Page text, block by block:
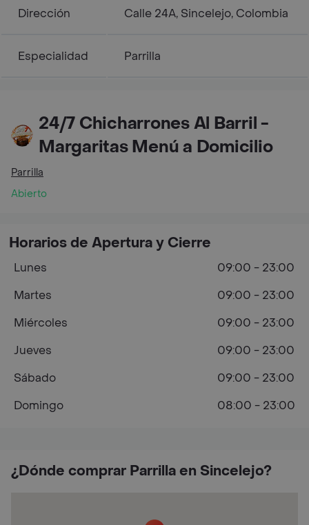
Dirección Calle 24A, Sincelejo, Colombia
Especialidad Parrilla
24/7 Chicharrones Al Barril -
Margaritas Menú a Domicilio
Parrilla
Abierto
¿Dónde comprar Parrilla en Sincelejo?
Horarios de Apertura y Cierre
Lunes
09:00 - 23:00
Martes
09:00 - 23:00
Miércoles
09:00 - 23:00
Jueves
09:00 - 23:00
Sábado
09:00 - 23:00
Domingo
08:00 - 23:00